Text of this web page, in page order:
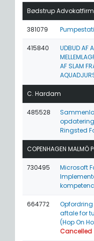
Bødstrup
381079
415840
UDBUD AF
AF SLAM
C. Hardam
485528
Ringsted
COPENHAGEN MALMÖ
730495
Microsoft
664772
aftale for
(Hop On
Cancelled